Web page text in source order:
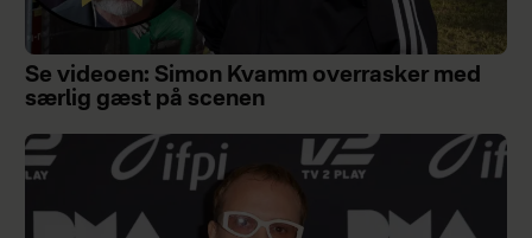
Se videoen: Simon Kvamm overrasker med
særlig gæst på scenen